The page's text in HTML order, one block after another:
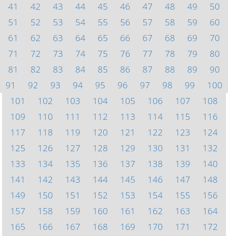
41
42 43 44 45 46 47 48 49
50
51
52 53 54 55 56 57 58 59
60
61
62 63 64 65 66 67 68 69
70
71
72 73 74 75 76 77 78 79
80
81
82 83 84 85 86 87 88 89
90
91
92 93 94 95 96 97 98 99
100
101
102 103 104 105 106 107
108
109
110 111 112 113 114 115
116
117
118 119 120 121 122 123
124
125
126 127 128 129 130 131
132
133
134 135 136 137 138 139
140
141
142 143 144 145 146 147
148
149
150 151 152 153 154 155
156
157
158 159 160 161 162 163
164
165
166 167 168 169 170 171
172